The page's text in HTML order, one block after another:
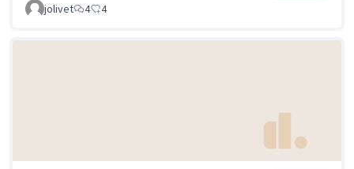
jolivet
4 4